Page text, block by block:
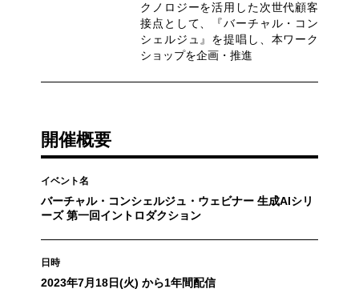
クノロジーを活用した次世代顧客
接点として、『バーチャル・コン
シェルジュ』を提唱し、本ワーク
ショップを企画・推進
開催概要
イベント名
バーチャル・コンシェルジュ・ウェビナー 生成AIシリ
ーズ 第一回イントロダクション
日時
2023年7月18日(火) から1年間配信